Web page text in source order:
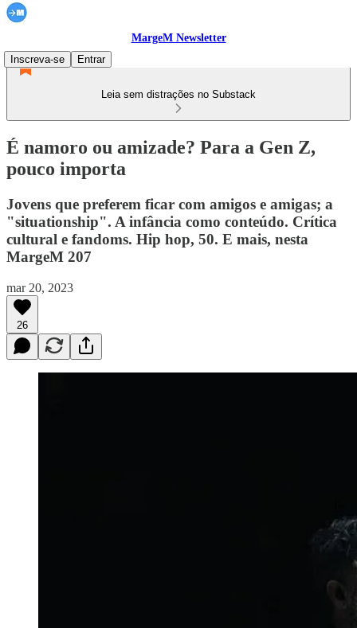
MargeM Newsletter
Inscreva-se
Entrar
Leia sem distrações no Substack
É namoro ou amizade? Para a Gen Z,
pouco importa
Jovens que preferem ficar com amigos e amigas; a
"situationship". A infância como conteúdo. Crítica
cultural e fandoms. Hip hop, 50. E mais, nesta
MargeM 207
mar 20, 2023
26